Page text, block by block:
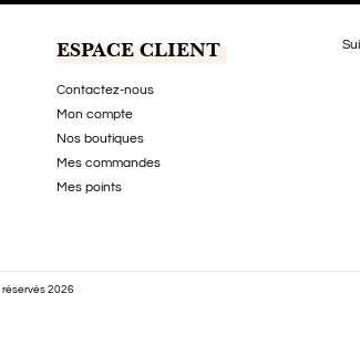
ESPACE CLIENT
Contactez-nous
Mon compte
Nos boutiques
Mes commandes
Mes points
réservés 2026